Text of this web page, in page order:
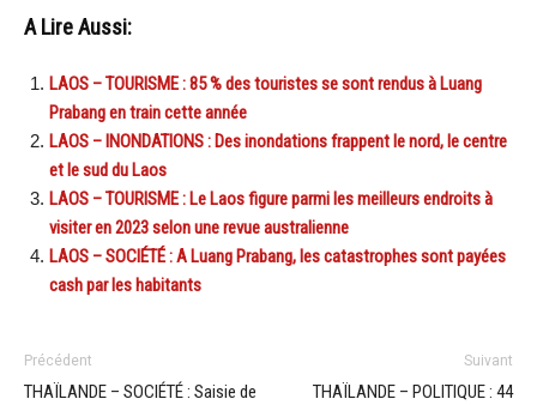
A Lire Aussi:
LAOS – TOURISME : 85 % des touristes se sont rendus à Luang
Prabang en train cette année
LAOS – INONDATIONS : Des inondations frappent le nord, le centre
et le sud du Laos
LAOS – TOURISME : Le Laos figure parmi les meilleurs endroits à
visiter en 2023 selon une revue australienne
LAOS – SOCIÉTÉ : A Luang Prabang, les catastrophes sont payées
cash par les habitants
Précédent
THAÏLANDE – SOCIÉTÉ : Saisie de
Suivant
THAÏLANDE – POLITIQUE : 44